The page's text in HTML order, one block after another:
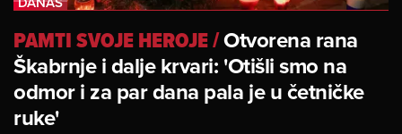
PAMTI SVOJE HEROJE/Otvorena rana
Škabrnje i dalje krvari: 'Otišli smo na
odmor i za par dana pala je u četničke
ruke'